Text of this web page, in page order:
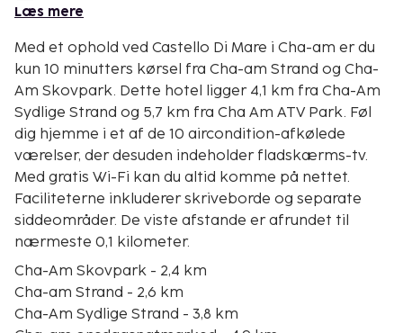
Læs mere
Med et ophold ved Castello Di Mare i Cha-am er du
kun 10 minutters kørsel fra Cha-am Strand og Cha-
Am Skovpark. Dette hotel ligger 4,1 km fra Cha-Am
Sydlige Strand og 5,7 km fra Cha Am ATV Park. Føl
dig hjemme i et af de 10 aircondition-afkølede
værelser, der desuden indeholder fladskærms-tv.
Med gratis Wi-Fi kan du altid komme på nettet.
Faciliteterne inkluderer skriveborde og separate
siddeområder. De viste afstande er afrundet til
nærmeste 0,1 kilometer.
Cha-Am Skovpark - 2,4 km
Cha-am Strand - 2,6 km
Cha-Am Sydlige Strand - 3,8 km